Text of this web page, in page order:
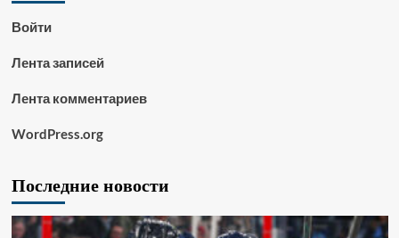
Войти
Лента записей
Лента комментариев
WordPress.org
Последние новости